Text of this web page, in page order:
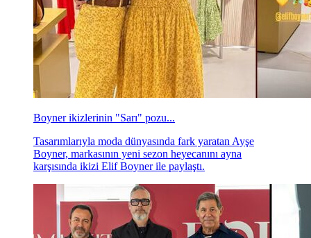
Boyner ikizlerinin "Sarı" pozu...
Tasarımlarıyla moda dünyasında fark yaratan Ayşe
Boyner, markasının yeni sezon heyecanını ayna
karşısında ikizi Elif Boyner ile paylaştı.